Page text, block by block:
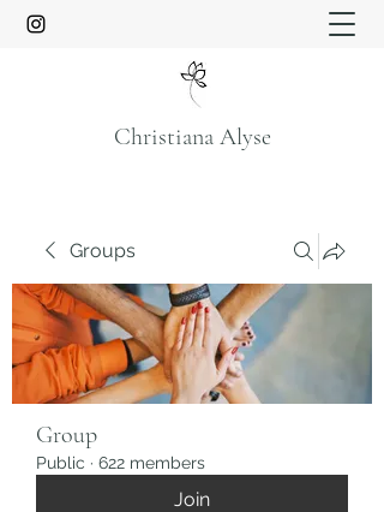
Christiana Alyse
Groups
Group
Public · 622 members
Join